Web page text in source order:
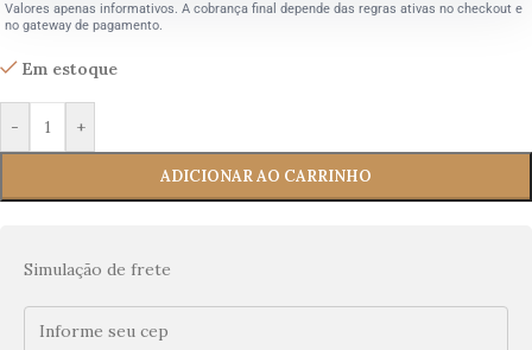
Valores apenas informativos. A cobrança final depende das regras ativas no checkout e
no gateway de pagamento.
Em estoque
- +
ADICIONAR AO CARRINHO
Simulação de frete